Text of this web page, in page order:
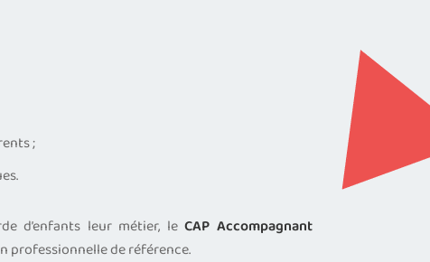
;
d’enfants leur métier, leCAP Accompagnant
de référence.